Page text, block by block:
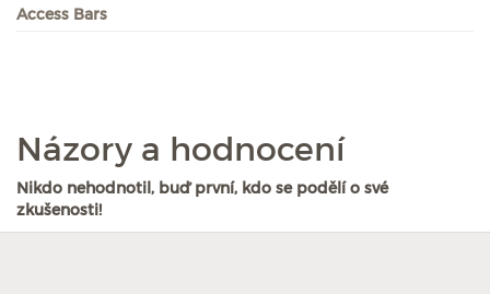
Access Bars
Názory a hodnocení
Nikdo nehodnotil, buď první, kdo se podělí o své
zkušenosti!